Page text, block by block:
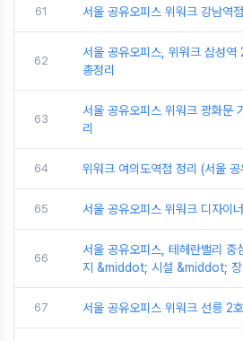
61 서울 공유오피스 위워크 강남역
62
서울 공유오피스, 위워크 삼성역
총정리
63
서울 공유오피스 위워크 광화문
리
64 위워크 여의도역점 정리 (서울 공
65 서울 공유오피스 위워크 디자이
66
서울 공유오피스, 테헤란밸리 중
지 &middot; 시설 &middot; 장
67 서울 공유오피스 위워크 선릉 2